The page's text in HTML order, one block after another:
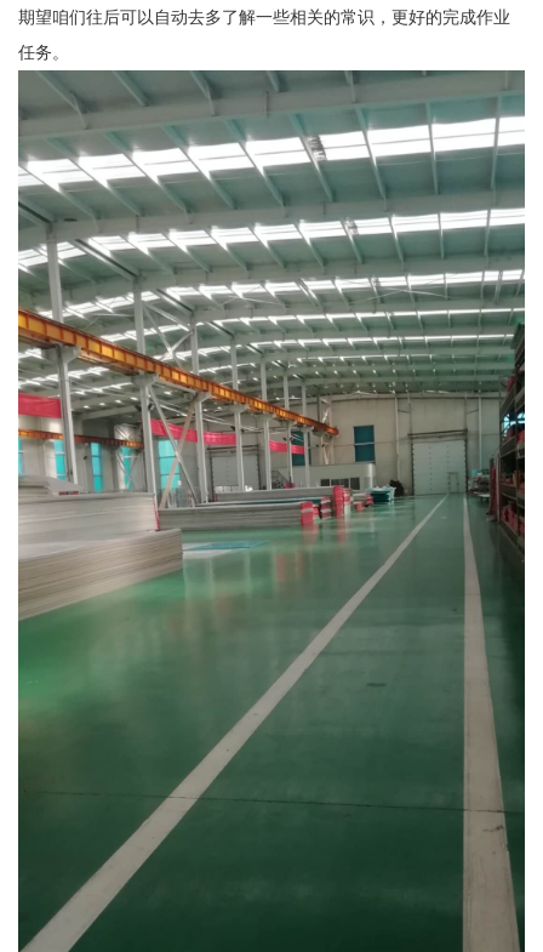
期望咱们往后可以自动去多了解一些相关的常识，更好的完成作业
任务。